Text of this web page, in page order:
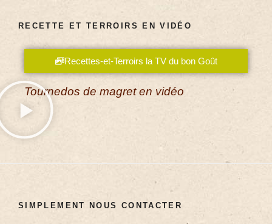
RECETTE ET TERROIRS EN VIDÉO
Recettes-et-Terroirs la TV du bon Goût
Tournedos de magret en vidéo
SIMPLEMENT NOUS CONTACTER